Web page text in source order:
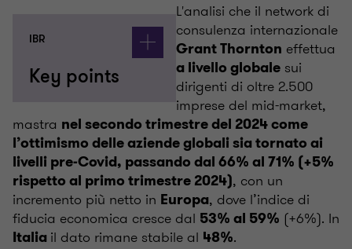
IBR
Key points
L'analisi che il network di
consulenza internazionale
Grant Thornton effettua
a livello globale sui
dirigenti di oltre 2.500
imprese del mid-market,
mastra nel secondo trimestre del 2024 come
l’ottimismo delle aziende globali sia tornato ai
livelli pre-Covid, passando dal 66% al 71% (+5%
rispetto al primo trimestre 2024), con un
incremento più netto in Europa, dove l’indice di
fiducia economica cresce dal 53% al 59% (+6%). In
Italia il dato rimane stabile al 48%.